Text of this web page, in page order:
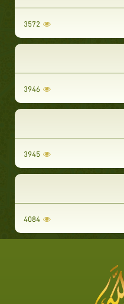
3572
3946
3945
4084